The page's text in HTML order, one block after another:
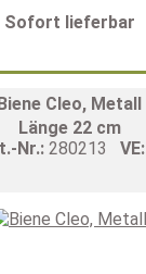
Sofort lieferbar
Cleo, Metall
Länge 22 cm
Nr.: 280213 VE: